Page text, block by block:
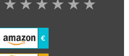
★
★
★
★
★
★
€